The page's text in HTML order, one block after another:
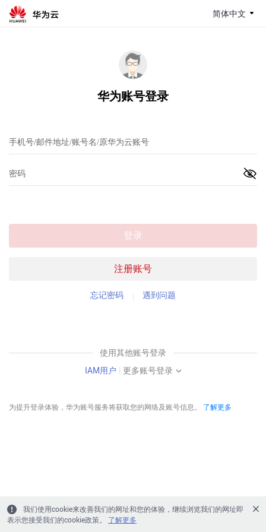
简体中文
华为账号登录
注册账号
登录
忘记密码 遇到问题
使用其他账号登录
IAM用户 | 更多账号登录
为提升登录体验，华为账号服务将获取您的网络及账号信息。 了解更多
我们使用cookie来改善我们的网址和您的体验，继续浏览我们的网址即
表示您接受我们的cookie政策。
了解更多